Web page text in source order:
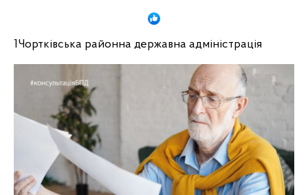
1Чортківська районна державна адміністрація